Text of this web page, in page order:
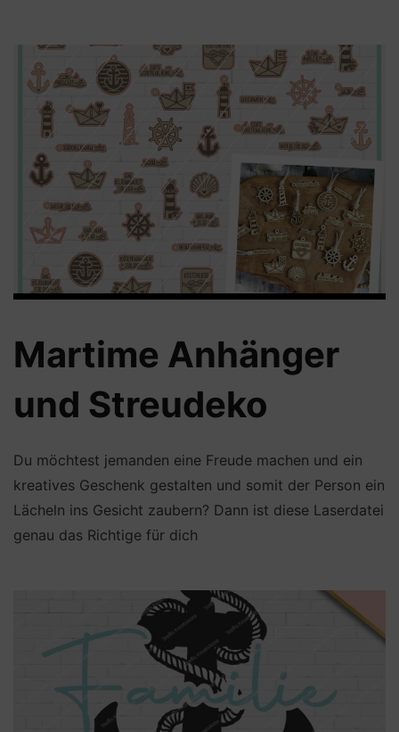
Martime Anhänger
und Streudeko
Du möchtest jemanden eine Freude machen und ein
kreatives Geschenk gestalten und somit der Person ein
Lächeln ins Gesicht zaubern? Dann ist diese Laserdatei
genau das Richtige für dich